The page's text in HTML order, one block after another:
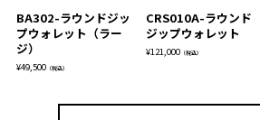
BA302-ラウンドジッ
プウォレット（ラー
ジ）
¥49,500 （税込）
CRS010A-ラウンド
ジップウォレット
¥121,000 （税込）